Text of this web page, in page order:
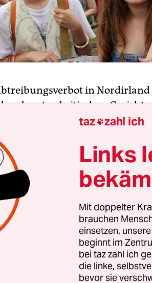
in
obersten britischen
und Wales dürfen Frauen in
nicht abtreiben. Das
von Fehlbildungen nicht
sind in Nordirland nur
Die Anhörung im
Kern geht es um die Frage,
Menschenrechten
taz zahl ich
Links
Mit doppelter
brauchen
einsetzen,
beginnt im
bei taz zahl ich
die linke,
bevor sie